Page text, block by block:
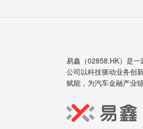
易鑫（02858.HK）是
公司以科技驱动业务创
赋能，为汽车金融产业